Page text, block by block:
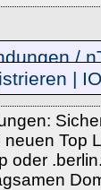
/
|
Top
oder